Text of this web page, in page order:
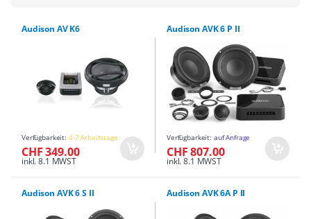
Audison AV K6
Verfügbarkeit: 4-7 Arbeitstage
CHF 349.00
inkl. 8.1 MWST
Audison AVK 6 P II
Verfügbarkeit: auf Anfrage
CHF 807.00
inkl. 8.1 MWST
Audison AVK 6 S II Audison AVK 6A P II